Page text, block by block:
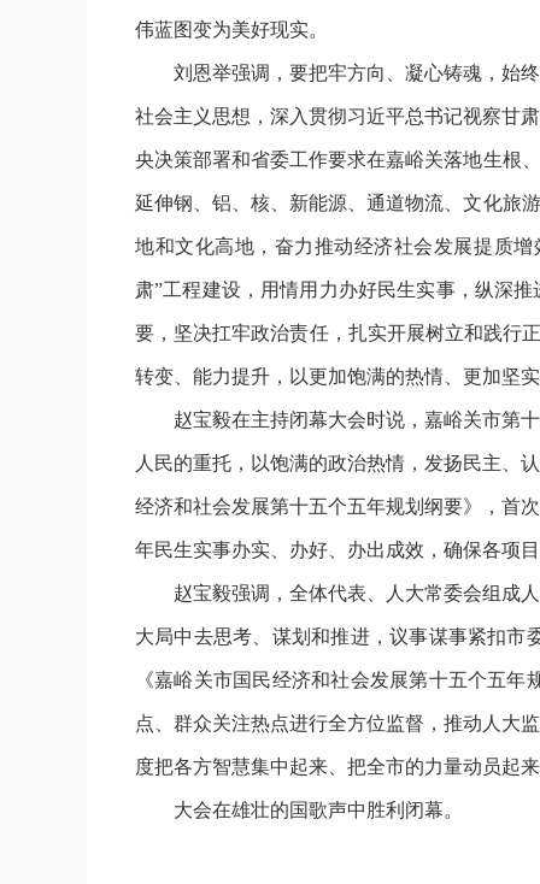
伟蓝图变为美好现实。
刘恩举强调，要把牢方向、凝心铸魂，始
社会主义思想，深入贯彻习近平总书记视察甘
央决策部署和省委工作要求在嘉峪关落地生根
延伸钢、铝、核、新能源、通道物流、文化旅
地和文化高地，奋力推动经济社会发展提质
肃”工程建设，用情用力办好民生实事，纵深
要，坚决扛牢政治责任，扎实开展树立和践行
转变、能力提升，以更加饱满的热情、更加坚
赵宝毅在主持闭幕大会时说，嘉峪关市第
人民的重托，以饱满的政治热情，发扬民主、
经济和社会发展第十五个五年规划纲要》，首
年民生实事办实、办好、办出成效，确保各项
赵宝毅强调，全体代表、人大常委会组成
大局中去思考、谋划和推进，议事谋事紧扣市
《嘉峪关市国民经济和社会发展第十五个五
点、群众关注热点进行全方位监督，推动人大
度把各方智慧集中起来、把全市的力量动员起
大会在雄壮的国歌声中胜利闭幕。